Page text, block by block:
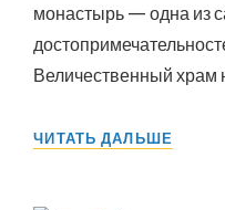
монастырь — одна из
Величественный храм
ЧИТАТЬ ДАЛЬШЕ